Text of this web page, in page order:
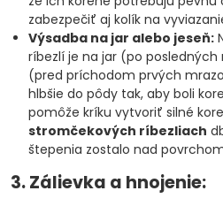
zabezpečiť aj kolík na
Výsadba na jar alebo jeseň:
ríbezlí je na jar (po
(pred príchodom prvých
hlbšie do pôdy tak, aby boli
pomôže kríku vytvoriť silné
stromčekových ríbezliach
štepenia zostalo nad
3. Zálievka a hnojenie: